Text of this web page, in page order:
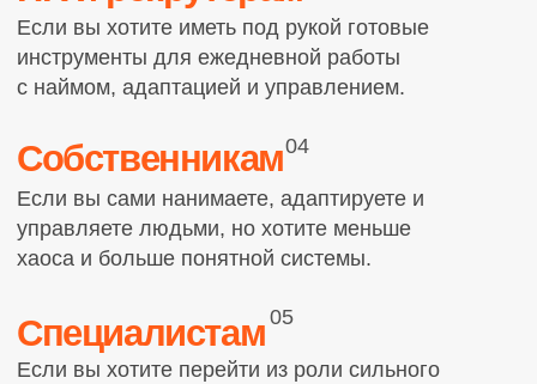
Политика конфиденциальности и обработки персональных данных
Мы используем cookie и сервисы аналитики, чтобы улучшать работу сайта, анализировать
оценивать эффективность рекламы. Продолжая пользоваться сайтом, вы соглашаетесь с
соответствии с Политикой конфиденциальности.